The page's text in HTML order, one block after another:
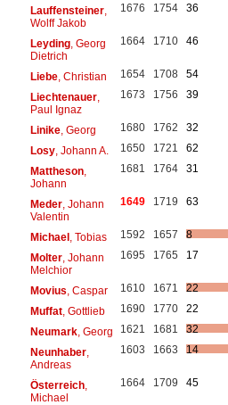
Lauffensteiner,
Wolff Jakob
1676 1754 36
Leyding, Georg
Dietrich
1664 1710 46
Liebe, Christian 1654 1708
54
Liechtenauer,
Paul Ignaz
1673 1756 39
Linike, Georg 1680 1762
32
Losy, Johann A. 1650 1721
62
Mattheson,
Johann
1681 1764 31
Meder, Johann
Valentin
1649 1719 63
Michael, Tobias 1592 1657
8
Molter, Johann
Melchior
1695 1765 17
Movius , Caspar 1610 1671
22
Muffat, Gottlieb 1690 1770
22
Neumark, Georg 1621 1681
32
Neunhaber,
Andreas
1603 1663 14
Österreich,
Michael
1664 1709 45